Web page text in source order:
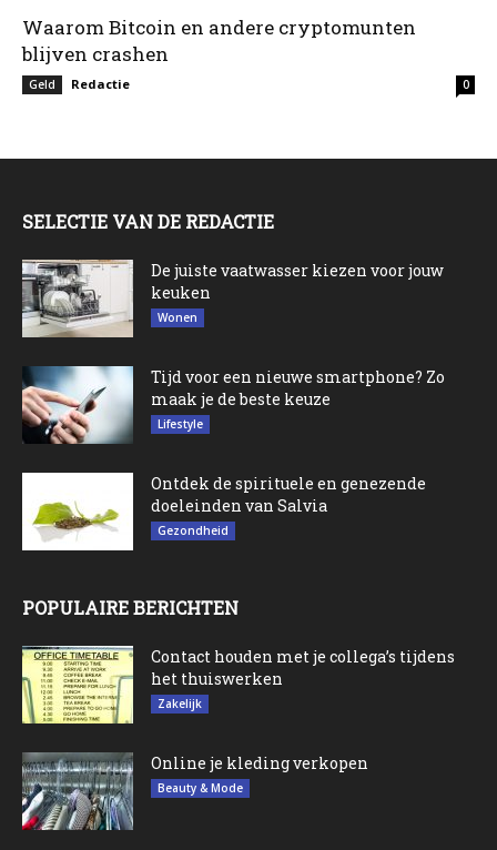
Waarom Bitcoin en andere cryptomunten
blijven crashen
Geld Redactie 0
SELECTIE VAN DE REDACTIE
De juiste vaatwasser kiezen voor jouw
keuken
Wonen
Tijd voor een nieuwe smartphone? Zo
maak je de beste keuze
Lifestyle
Ontdek de spirituele en genezende
doeleinden van Salvia
Gezondheid
POPULAIRE BERICHTEN
Contact houden met je collega’s tijdens
het thuiswerken
Zakelijk
Online je kleding verkopen
Beauty & Mode